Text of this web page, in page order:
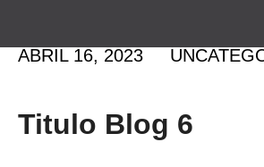
ABRIL 16, 2023
Titulo Blog 6